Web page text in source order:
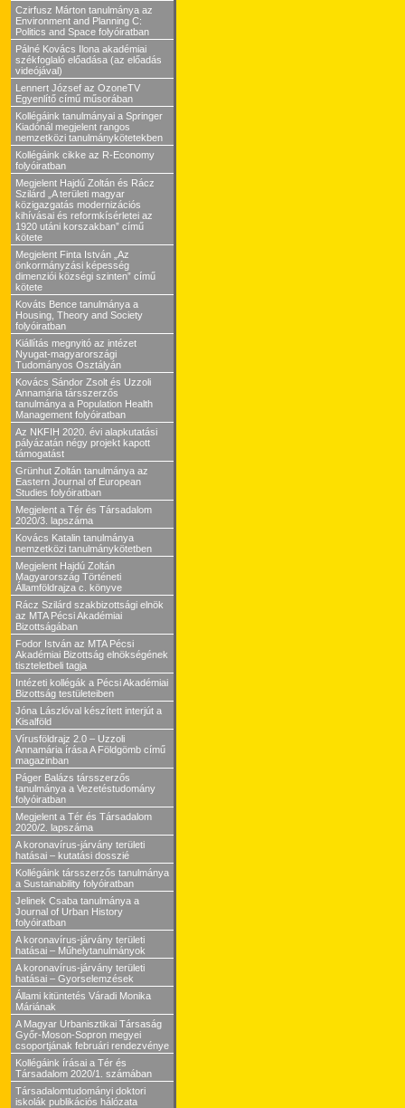
Czirfusz Márton tanulmánya az
Environment and Planning C:
Politics and Space folyóiratban
Pálné Kovács Ilona akadémiai
székfoglaló előadása (az előadás
videójával)
Lennert József az OzoneTV
Egyenlítő című műsorában
Kollégáink tanulmányai a Springer
Kiadónál megjelent rangos
nemzetközi tanulmánykötetekben
Kollégáink cikke az R-Economy
folyóiratban
Megjelent Hajdú Zoltán és Rácz
Szilárd „A területi magyar
közigazgatás modernizációs
kihívásai és reformkísérletei az
1920 utáni korszakban” című
kötete
Megjelent Finta István „Az
önkormányzási képesség
dimenziói községi szinten” című
kötete
Kováts Bence tanulmánya a
Housing, Theory and Society
folyóiratban
Kiállítás megnyitó az intézet
Nyugat-magyarországi
Tudományos Osztályán
Kovács Sándor Zsolt és Uzzoli
Annamária társszerzős
tanulmánya a Population Health
Management folyóiratban
Az NKFIH 2020. évi alapkutatási
pályázatán négy projekt kapott
támogatást
Grünhut Zoltán tanulmánya az
Eastern Journal of European
Studies folyóiratban
Megjelent a Tér és Társadalom
2020/3. lapszáma
Kovács Katalin tanulmánya
nemzetközi tanulmánykötetben
Megjelent Hajdú Zoltán
Magyarország Történeti
Államföldrajza c. könyve
Rácz Szilárd szakbizottsági elnök
az MTA Pécsi Akadémiai
Bizottságában
Fodor István az MTA Pécsi
Akadémiai Bizottság elnökségének
tiszteletbeli tagja
Intézeti kollégák a Pécsi Akadémiai
Bizottság testületeiben
Jóna Lászlóval készített interjút a
Kisalföld
Vírusföldrajz 2.0 – Uzzoli
Annamária írása A Földgömb című
magazinban
Páger Balázs társszerzős
tanulmánya a Vezetéstudomány
folyóiratban
Megjelent a Tér és Társadalom
2020/2. lapszáma
A koronavírus-járvány területi
hatásai – kutatási dosszié
Kollégáink társszerzős tanulmánya
a Sustainability folyóiratban
Jelinek Csaba tanulmánya a
Journal of Urban History
folyóiratban
A koronavírus-járvány területi
hatásai – Műhelytanulmányok
A koronavírus-járvány területi
hatásai – Gyorselemzések
Állami kitüntetés Váradi Monika
Máriának
A Magyar Urbanisztikai Társaság
Győr-Moson-Sopron megyei
csoportjának februári rendezvénye
Kollégáink írásai a Tér és
Társadalom 2020/1. számában
Társadalomtudományi doktori
iskolák publikációs hálózata